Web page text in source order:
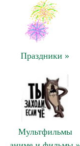
Праздники »
Мультфильмы